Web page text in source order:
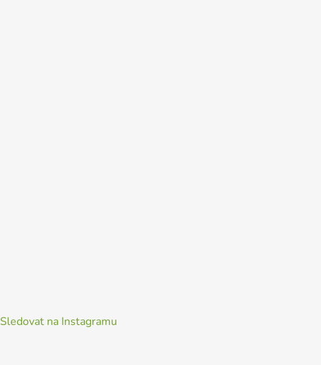
Sledovat na Instagramu